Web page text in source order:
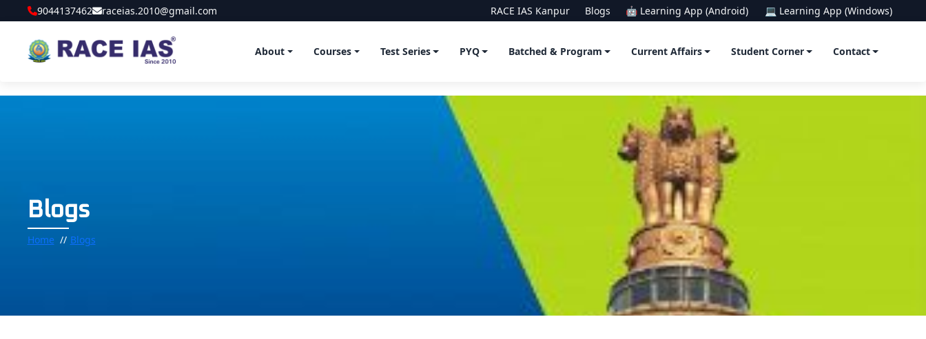
9044137462 raceias.2010@gmail.com RACE IAS Kanpur Blogs 🤖 Learning App (Android) 💻 Learning App (Windows)
About Courses Test Series PYQ Batched & Program Current Affairs Student Corner Contact
Blogs
Home Blogs